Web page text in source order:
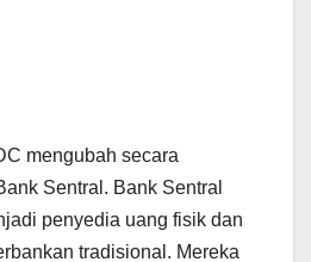
mengubah secara
Sentral. Bank Sentral
penyedia uang fisik dan
tradisional. Mereka